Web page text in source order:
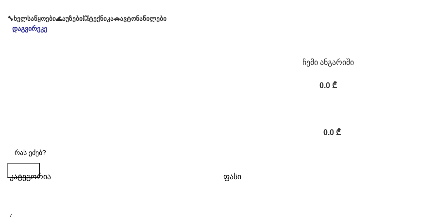
🔧ᲮᲔᲚᲡᲐᲬᲧᲝᲔᲑᲘ🌊ᲐᲣᲖᲔᲑᲘ💥ᲢᲔᲥᲜᲘᲙᲐ🚗ᲐᲕᲢᲝᲜᲐᲬᲘᲚᲔᲑᲘ
დაგვირეკე
ჩემი ანგარიში
0.0 ₾
0.0 ₾
კატეგორია ფასი